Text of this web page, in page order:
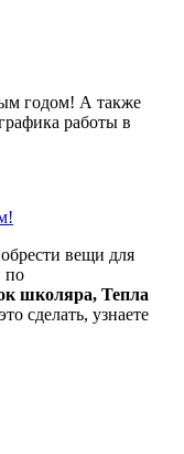
годом! А также
работы в
вещи для
по
школяра, Тепла
сделать, узнаете